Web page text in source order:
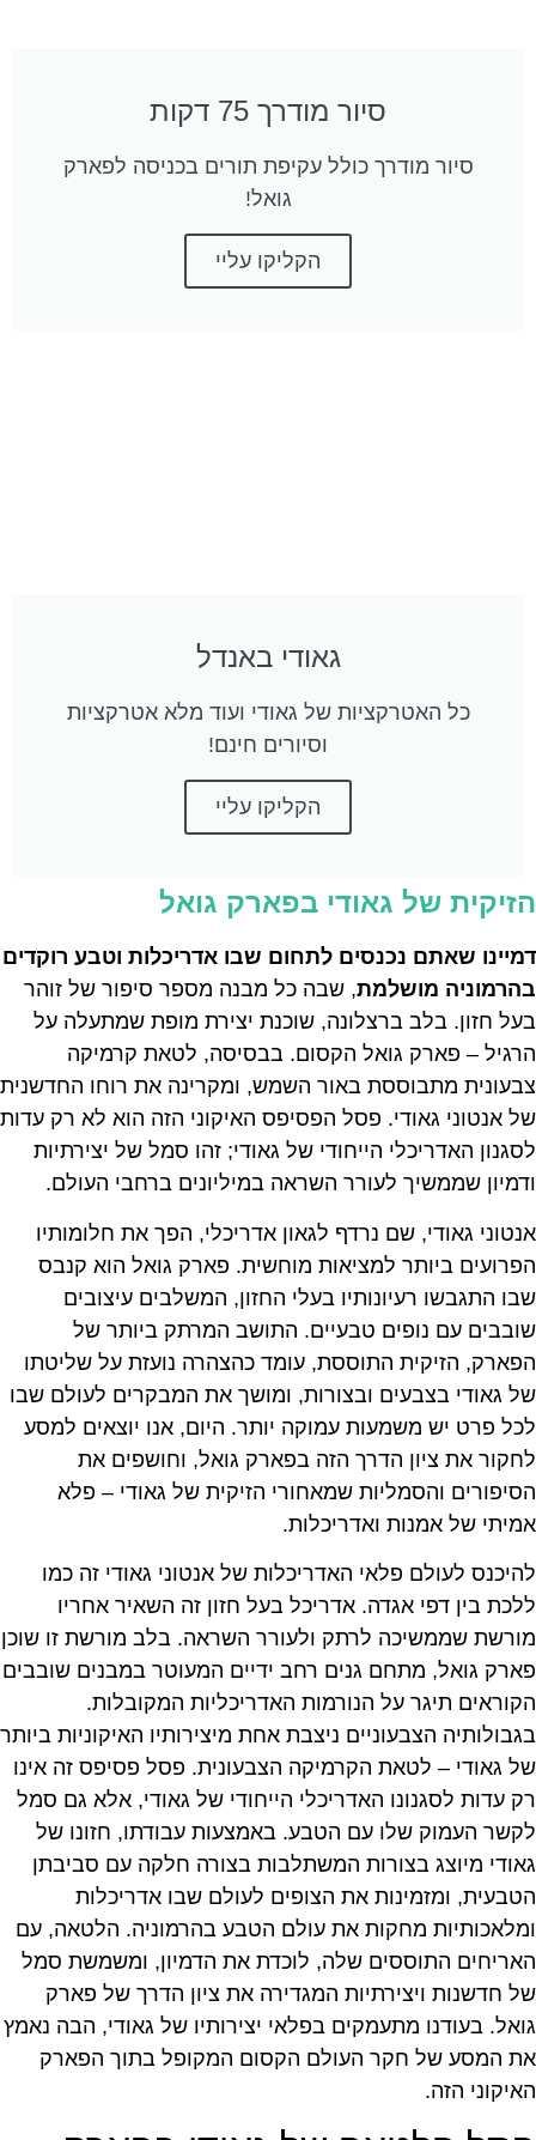
סיור מודרך 75 דקות
סיור מודרך כולל עקיפת תורים בכניסה לפארק
גואל!
הקליקו עליי
גאודי באנדל
כל האטרקציות של גאודי ועוד מלא אטרקציות
וסיורים חינם!
הקליקו עליי
הזיקית של גאודי בפארק גואל
דמיינו שאתם נכנסים לתחום שבו אדריכלות וטבע רוקדים
בהרמוניה מושלמת, שבה כל מבנה מספר סיפור של זוהר
בעל חזון. בלב ברצלונה, שוכנת יצירת מופת שמתעלה על
הרגיל – פארק גואל הקסום. בבסיסה, לטאת קרמיקה
צבעונית מתבוססת באור השמש, ומקרינה את רוחו החדשנית
של אנטוני גאודי. פסל הפסיפס האיקוני הזה הוא לא רק עדות
לסגנון האדריכלי הייחודי של גאודי; זהו סמל של יצירתיות
ודמיון שממשיך לעורר השראה במיליונים ברחבי העולם.
אנטוני גאודי, שם נרדף לגאון אדריכלי, הפך את חלומותיו
הפרועים ביותר למציאות מוחשית. פארק גואל הוא קנבס
שבו התגבשו רעיונותיו בעלי החזון, המשלבים עיצובים
שובבים עם נופים טבעיים. התושב המרתק ביותר של
הפארק, הזיקית התוססת, עומד כהצהרה נועזת על שליטתו
של גאודי בצבעים ובצורות, ומושך את המבקרים לעולם שבו
לכל פרט יש משמעות עמוקה יותר. היום, אנו יוצאים למסע
לחקור את ציון הדרך הזה בפארק גואל, וחושפים את
הסיפורים והסמליות שמאחורי הזיקית של גאודי – פלא
אמיתי של אמנות ואדריכלות.
להיכנס לעולם פלאי האדריכלות של אנטוני גאודי זה כמו
ללכת בין דפי אגדה. אדריכל בעל חזון זה השאיר אחריו
מורשת שממשיכה לרתק ולעורר השראה. בלב מורשת זו שוכן
פארק גואל, מתחם גנים רחב ידיים המעוטר במבנים שובבים
הקוראים תיגר על הנורמות האדריכליות המקובלות.
בגבולותיה הצבעוניים ניצבת אחת מיצירותיו האיקוניות ביותר
של גאודי – לטאת הקרמיקה הצבעונית. פסל פסיפס זה אינו
רק עדות לסגנונו האדריכלי הייחודי של גאודי, אלא גם סמל
לקשר העמוק שלו עם הטבע. באמצעות עבודתו, חזונו של
גאודי מיוצג בצורות המשתלבות בצורה חלקה עם סביבתן
הטבעית, ומזמינות את הצופים לעולם שבו אדריכלות
ומלאכותיות מחקות את עולם הטבע בהרמוניה. הלטאה, עם
האריחים התוססים שלה, לוכדת את הדמיון, ומשמשת סמל
של חדשנות ויצירתיות המגדירה את ציון הדרך של פארק
גואל. בעודנו מתעמקים בפלאי יצירותיו של גאודי, הבה נאמץ
את המסע של חקר העולם הקסום המקופל בתוך הפארק
האיקוני הזה.